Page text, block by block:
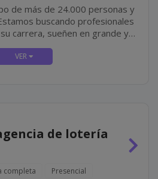
de más de 24.000 personas y
buscando profesionales
carrera, sueñen en grande y
para vos como TÉCNICO
de lotería
completa
Presencial